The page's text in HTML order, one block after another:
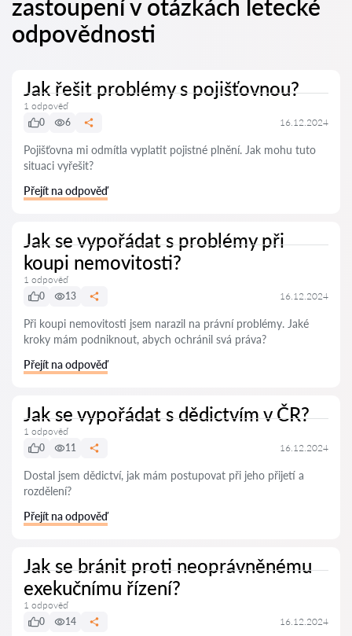
zastoupení v otázkách letecké
odpovědnosti
Jak řešit problémy s pojišťovnou?
1 odpověď
0
6 16.12.2024
Pojišťovna mi odmítla vyplatit pojistné plnění. Jak mohu tuto
situaci vyřešit?
Přejít na odpověď
Jak se vypořádat s problémy při
koupi nemovitosti?
1 odpověď
0
13 16.12.2024
Při koupi nemovitosti jsem narazil na právní problémy. Jaké
kroky mám podniknout, abych ochránil svá práva?
Přejít na odpověď
Jak se vypořádat s dědictvím v ČR?
1 odpověď
0
11 16.12.2024
Dostal jsem dědictví, jak mám postupovat při jeho přijetí a
rozdělení?
Přejít na odpověď
Jak se bránit proti neoprávněnému
exekučnímu řízení?
1 odpověď
0
14 16.12.2024